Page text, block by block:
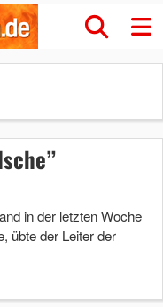
in der letzten Woche
übte der Leiter der